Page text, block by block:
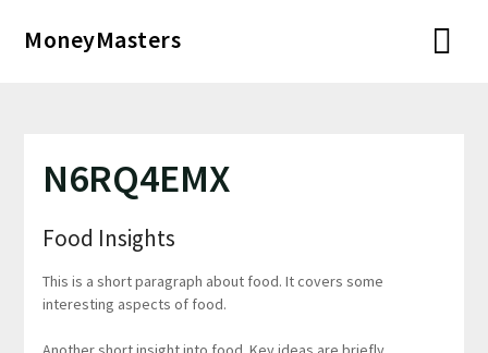
MoneyMasters
N6RQ4EMX
Food Insights
This is a short paragraph about food. It covers some
interesting aspects of food.